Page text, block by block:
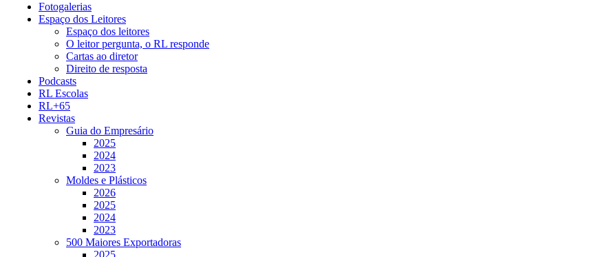
Fotogalerias
Espaço dos Leitores
Espaço dos leitores
O leitor pergunta, o RL responde
Cartas ao diretor
Direito de resposta
Podcasts
RL Escolas
RL+65
Revistas
Guia do Empresário
2025
2024
2023
Moldes e Plásticos
2026
2025
2024
2023
500 Maiores Exportadoras
2025